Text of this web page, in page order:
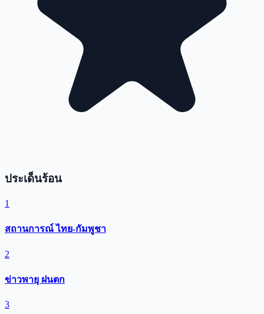
ประเด็นร้อน
1
สถานการณ์ ไทย-กัมพูชา
2
ข่าวพายุ ฝนตก
3